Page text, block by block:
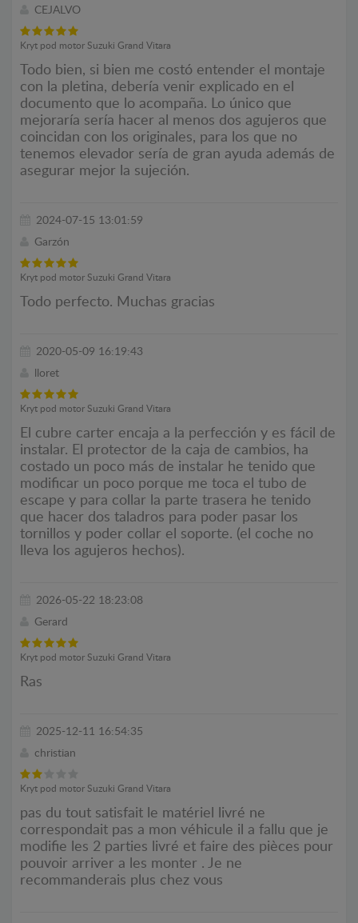
CEJALVO
Kryt pod motor Suzuki Grand Vitara
Todo bien, si bien me costó entender el montaje
con la pletina, debería venir explicado en el
documento que lo acompaña. Lo único que
mejoraría sería hacer al menos dos agujeros que
coincidan con los originales, para los que no
tenemos elevador sería de gran ayuda además de
asegurar mejor la sujeción.
2024-07-15 13:01:59
Garzón
Kryt pod motor Suzuki Grand Vitara
Todo perfecto. Muchas gracias
2020-05-09 16:19:43
lloret
Kryt pod motor Suzuki Grand Vitara
El cubre carter encaja a la perfección y es fácil de
instalar. El protector de la caja de cambios, ha
costado un poco más de instalar he tenido que
modificar un poco porque me toca el tubo de
escape y para collar la parte trasera he tenido
que hacer dos taladros para poder pasar los
tornillos y poder collar el soporte. (el coche no
lleva los agujeros hechos).
2026-05-22 18:23:08
Gerard
Kryt pod motor Suzuki Grand Vitara
Ras
2025-12-11 16:54:35
christian
Kryt pod motor Suzuki Grand Vitara
pas du tout satisfait le matériel livré ne
correspondait pas a mon véhicule il a fallu que je
modifie les 2 parties livré et faire des pièces pour
pouvoir arriver a les monter . Je ne
recommanderais plus chez vous